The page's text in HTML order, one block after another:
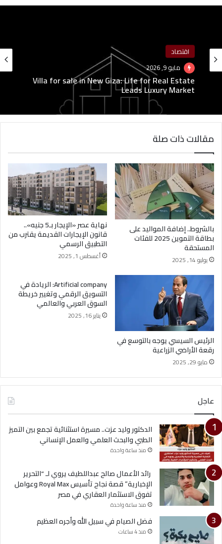
اقتصاد
مايو 9, 2026
Villa for sale in New Giza: Life for Real Estate
Leads Luxury Market
مقالات ذات صلة
بالشروط.. إضافة المواليد على
بطاقة التموين 2025 للفئات
المستحقة
يوليو 14, 2025
نهاية عصر «الإيجار بـ5 جنيه»..
قانون الإيجارات القديمة يقترب من
التطبيق الرسمي
أغسطس 1, 2025
الرئيس السيسي يوجه بالتوسع في
رقعة الأراضي الزراعية
مايو 29, 2025
Artificial company: الريادة في
التسويق الرقمي وتغيير خريطة
السوق العربي والعالمي
يناير 16, 2025
عاجل
الدكتور وليد عزت.. مسيرة استثنائية تجمع بين التميز
الطبي والبحث العلمي والعمل الإنساني
منذ ساعة واحدة
رائد الأعمال صالح عبداللطيف يروي لـ “التحرير
الإخبارية” قصة نجاح تأسيس Royal Max وعوامل
تفوق الاستثمار العقاري في مصر
منذ ساعة واحدة
فضل الصيام في سبيل الله وأجره العظيم
منذ 4 ساعات